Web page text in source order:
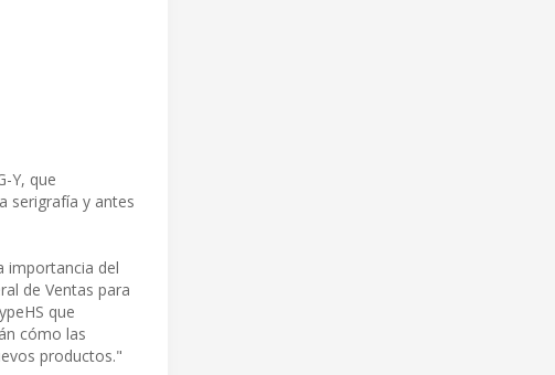
Y, que
serigrafía y antes
importancia del
de Ventas para
que
cómo las
productos."